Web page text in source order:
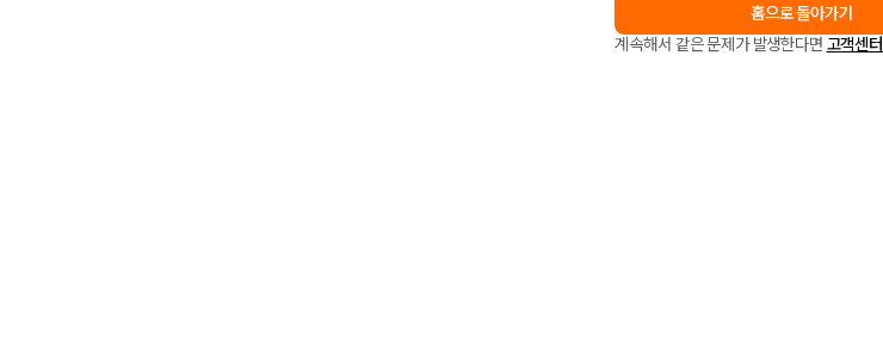
홈으로 돌아가기
계속해서 같은 문제가 발생한다면 고객센터